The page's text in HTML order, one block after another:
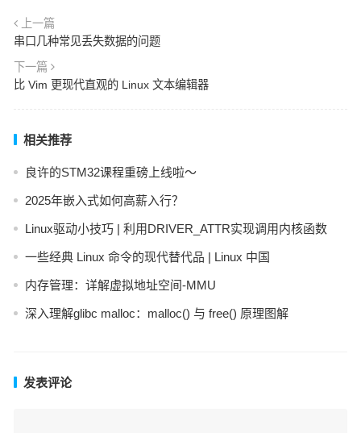
上一篇
串口几种常见丢失数据的问题
下一篇
比 Vim 更现代直观的 Linux 文本编辑器
相关推荐
良许的STM32课程重磅上线啦～
2025年嵌入式如何高薪入行？
Linux驱动小技巧 | 利用DRIVER_ATTR实现调用内核函数
一些经典 Linux 命令的现代替代品 | Linux 中国
内存管理：详解虚拟地址空间-MMU
深入理解glibc malloc：malloc() 与 free() 原理图解
发表评论